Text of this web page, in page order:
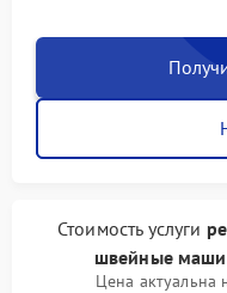
Стоимость услуги
швейные
Цена актуальна